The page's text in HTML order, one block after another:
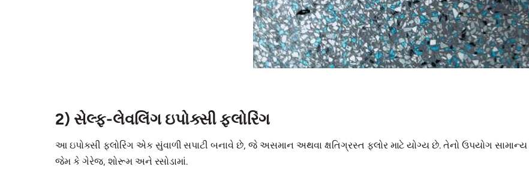
2) સેલ્ફ-લેવલિંગ ઇપોક્સી ફ્લોરિંગ
આ ઇપોક્સી ફ્લોરિંગ એક સુંવાળી સપાટી બનાવે છે, જે અસમાન અથવા ક્ષતિગ્રસ્ત ફ્લોર માટે યોગ્ય છે. તેનો ઉપયોગ સામાન્ય
જેમ કે ગેરેજ, શોરૂમ અને રસોડામાં.